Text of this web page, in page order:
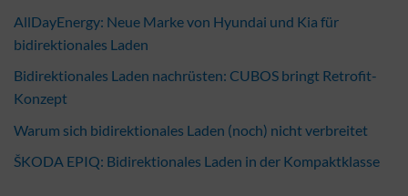
AllDayEnergy: Neue Marke von Hyundai und Kia für
bidirektionales Laden
Bidirektionales Laden nachrüsten: CUBOS bringt Retrofit-
Konzept
Warum sich bidirektionales Laden (noch) nicht verbreitet
ŠKODA EPIQ: Bidirektionales Laden in der Kompaktklasse